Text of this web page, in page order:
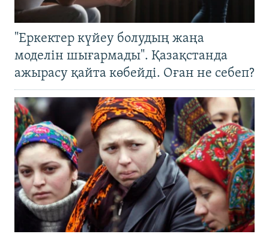
"Еркектер күйеу болудың жаңа
моделін шығармады". Қазақстанда
ажырасу қайта көбейді. Оған не себеп?